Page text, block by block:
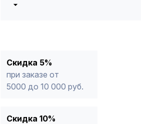
* -Для заказов, состоящих
продукции, максимальная скидка
Скидка 5%
при заказе от
5000 до 10 000 руб.
Скидка 10%